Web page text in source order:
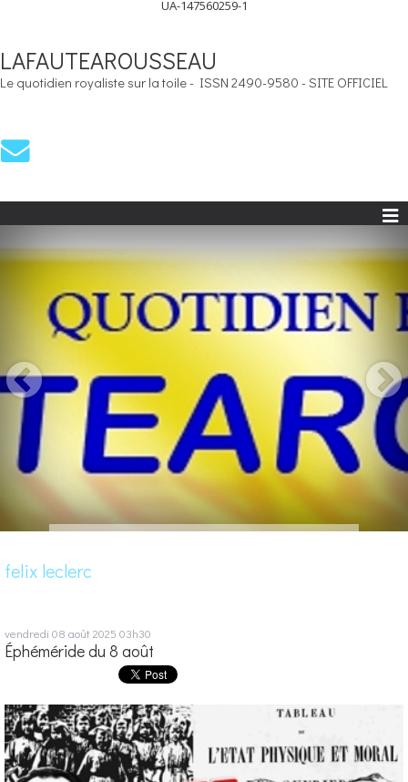
UA-147560259-1
LAFAUTEAROUSSEAU
Le quotidien royaliste sur la toile - ISSN 2490-9580 - SITE OFFICIEL
felix leclerc
vendredi 08 août 2025 03h30
Éphéméride du 8 août